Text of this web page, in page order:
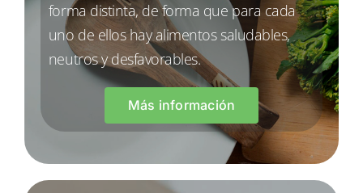
forma distinta, de forma que para cada
uno de ellos hay alimentos saludables,
neutros y desfavorables.
Más información